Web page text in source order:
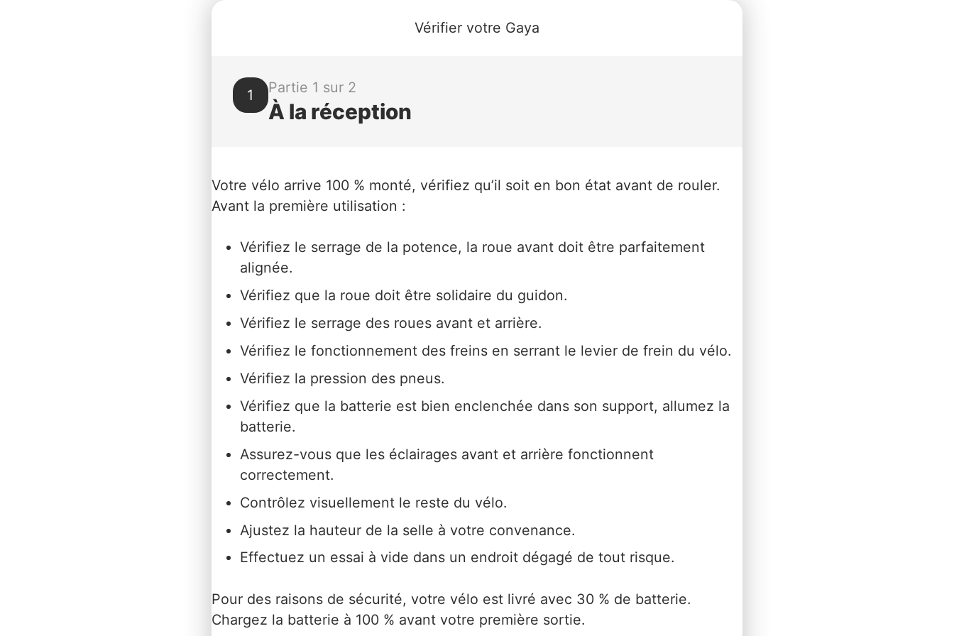
Vérifier votre Gaya
1 Partie 1 sur 2
À la réception
Votre vélo arrive 100 % monté, vérifiez qu’il soit en bon état avant de rouler.
Avant la première utilisation :
Vérifiez le serrage de la potence, la roue avant doit être parfaitement
alignée.
Vérifiez que la roue doit être solidaire du guidon.
Vérifiez le serrage des roues avant et arrière.
Vérifiez le fonctionnement des freins en serrant le levier de frein du vélo.
Vérifiez la pression des pneus.
Vérifiez que la batterie est bien enclenchée dans son support, allumez la
batterie.
Assurez-vous que les éclairages avant et arrière fonctionnent
correctement.
Contrôlez visuellement le reste du vélo.
Ajustez la hauteur de la selle à votre convenance.
Effectuez un essai à vide dans un endroit dégagé de tout risque.
Pour des raisons de sécurité, votre vélo est livré avec 30 % de batterie.
Chargez la batterie à 100 % avant votre première sortie.